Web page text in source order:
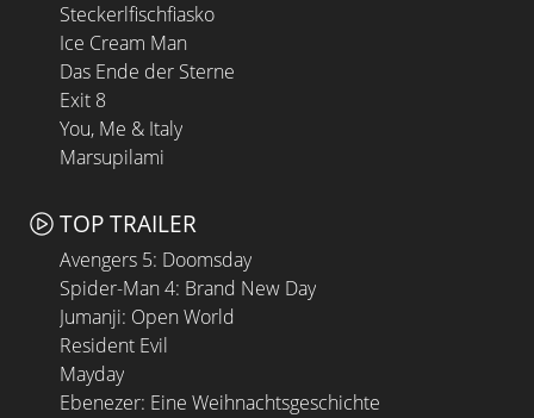
Steckerlfischfiasko
Ice Cream Man
Das Ende der Sterne
Exit 8
You, Me & Italy
Marsupilami
TOP TRAILER
Avengers 5: Doomsday
Spider-Man 4: Brand New Day
Jumanji: Open World
Resident Evil
Mayday
Ebenezer: Eine Weihnachtsgeschichte